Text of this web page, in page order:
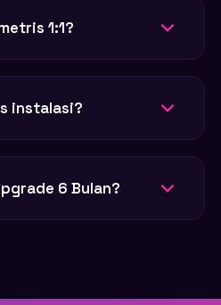
1:1?
instalasi?
6 Bulan?